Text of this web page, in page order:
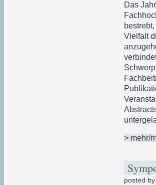
Das
Vielfalt
> mehr/
posted by